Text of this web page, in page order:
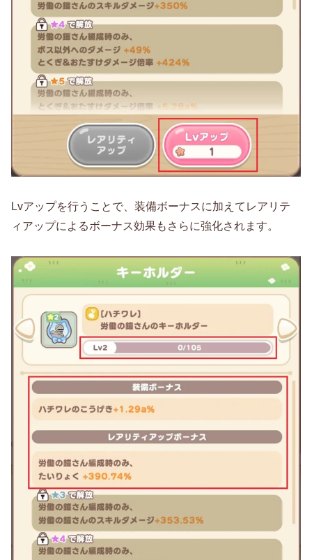
Lvアップを行うことで、装備ボーナスに加えてレアリテ
ィアップによるボーナス効果もさらに強化されます。